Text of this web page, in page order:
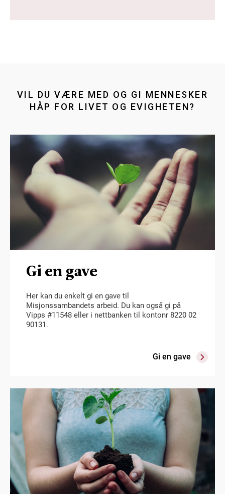
VIL DU VÆRE MED OG GI MENNESKER
HÅP FOR LIVET OG EVIGHETEN?
Gi en gave
Her kan du enkelt gi en gave til
Misjonssambandets arbeid. Du kan også gi på
Vipps #11548 eller i nettbanken til kontonr 8220 02
90131.
Gi en gave